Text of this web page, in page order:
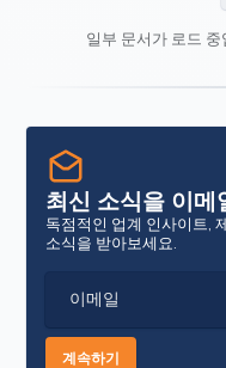
일부 문서가 로드 중
최신 소식을 이메
독점적인 업계 인사이트,
소식을 받아보세요.
이메일
계속하기